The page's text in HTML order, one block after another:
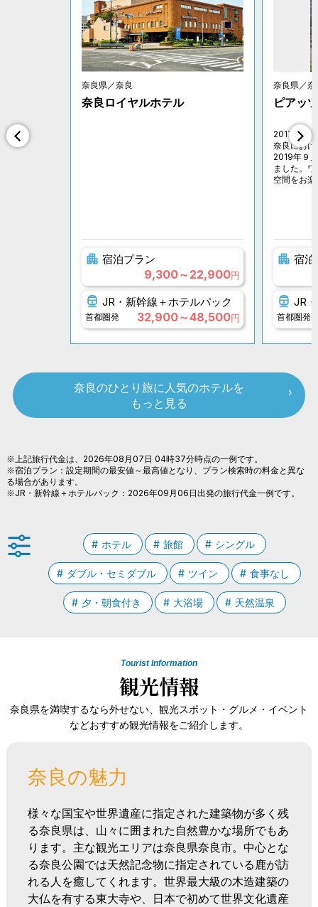
奈良県／奈良
奈良ロイヤルホテル
宿泊プラン
9,300～22,900円
JR・新幹線＋ホテルパック
首都圏発 32,900～48,500円
奈良県／奈
ピアッ
2017年６
奈良にお
2019年９
ました。
空間をお
宿泊
JR
首都圏発
奈良のひとり旅に人気のホテルを
もっと見る
※上記旅行代金は、2026年08月07日 04時37分時点の一例です。
※宿泊プラン：設定期間の最安値～最高値となり、プラン検索時の料金と異な
る場合があります。
※JR・新幹線＋ホテルパック：2026年09月06日出発の旅行代金一例です。
ホテル 旅館 シングル
ダブル・セミダブル ツイン 食事なし
夕・朝食付き 大浴場 天然温泉
Tourist Information
観光情報
奈良県を満喫するなら外せない、観光スポット・グルメ・イベント
などおすすめ観光情報をご紹介します。
奈良の魅力
様々な国宝や世界遺産に指定された建築物が多く残
る奈良県は、山々に囲まれた自然豊かな場所でもあ
ります。主な観光エリアは奈良県奈良市。中心とな
る奈良公園では天然記念物に指定されている鹿が訪
れる人を癒してくれます。世界最大級の木造建築の
大仏を有する東大寺や、日本で初めて世界文化遺産